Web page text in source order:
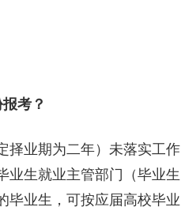
考？
业期为二年）未落实工作
业生就业主管部门（毕业生
毕业生，可按应届高校毕业